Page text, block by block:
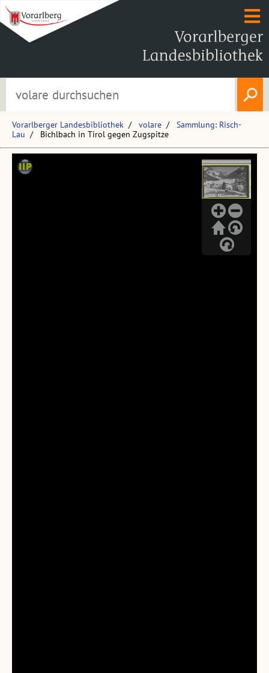
Vorarlberger Landesbibliothek volare
Sammlung: Risch-
Lau
Bichlbach in Tirol gegen Zugspitze